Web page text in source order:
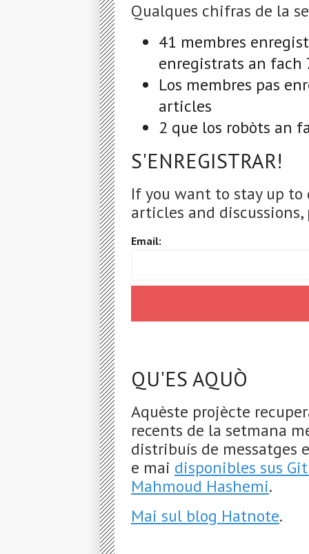
Qualques chifras de la
41 membres
enregistrats an fach
Los membres pas
articles
2 que los robòts an
S'ENREGISTRAR!
If you want to stay up
articles and
Email:
QU'ES AQUÒ
Aquèste projècte
recents de la setmana
distribuís de messatges
e mai disponibles sus
Mahmoud Hashemi.
Mai sul blog Hatnote.